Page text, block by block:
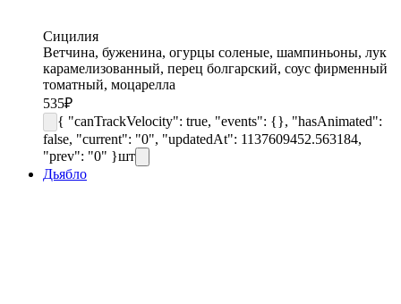
Сицилия
Ветчина, буженина, огурцы соленые, шампиньоны, лук
карамелизованный, перец болгарский, соус фирменный
томатный, моцарелла
535₽
{ "canTrackVelocity": true, "events": {}, "hasAnimated":
false, "current": "0", "updatedAt": 1137609452.563184,
"prev": "0" }шт
Дьябло